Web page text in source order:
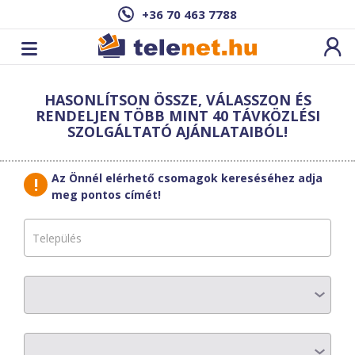
+36 70 463 7788
Ez a csomag sajnos nem elérhető az Ön
címén.Megnézem másik címen!
vissza a szolgáltatásokhoz
ACE Telecom
AZ ELŐFIZETÉS RÉSZLETEI
HASONLÍTSON ÖSSZE, VÁLASSZON ÉS
RENDELJEN TÖBB MINT 40 TÁVKÖZLÉSI
SZOLGÁLTATÓ AJÁNLATAIBÓL!
Az Önnél elérhető csomagok kereséséhez adja
meg pontos címét!